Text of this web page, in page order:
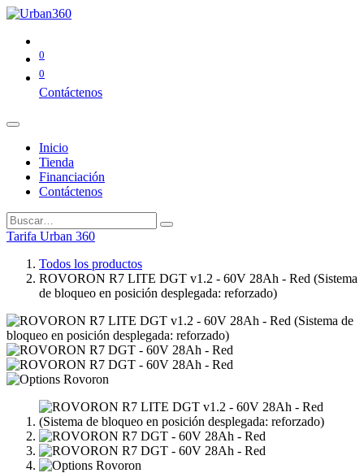
0
0
Contáctenos
Inicio
Tienda
Financiación
Contáctenos
Tarifa Urban 360
Todos los productos
ROVORON R7 LITE DGT v1.2 - 60V 28Ah - Red (Sistema
de bloqueo en posición desplegada: reforzado)